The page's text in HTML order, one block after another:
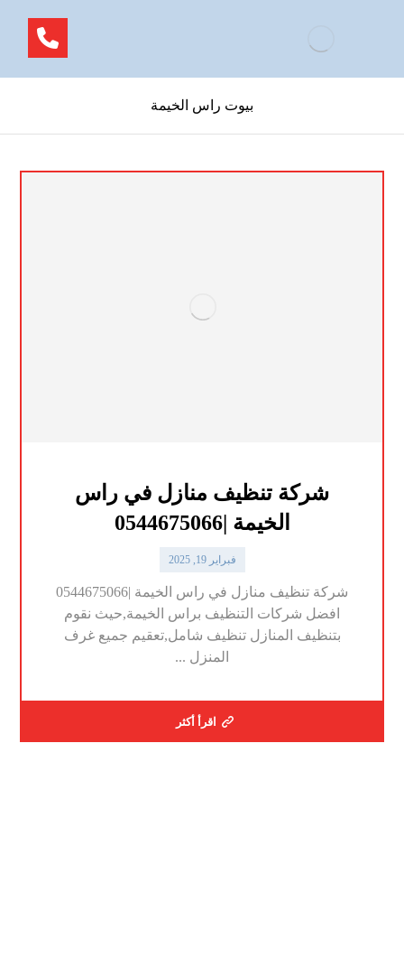
بيوت راس الخيمة
شركة تنظيف منازل في راس
الخيمة |0544675066
فبراير 19, 2025
شركة تنظيف منازل في راس الخيمة |0544675066
افضل شركات التنظيف براس الخيمة,حيث نقوم
بتنظيف المنازل تنظيف شامل,تعقيم جميع غرف
المنزل ...
اقرأ أكثر